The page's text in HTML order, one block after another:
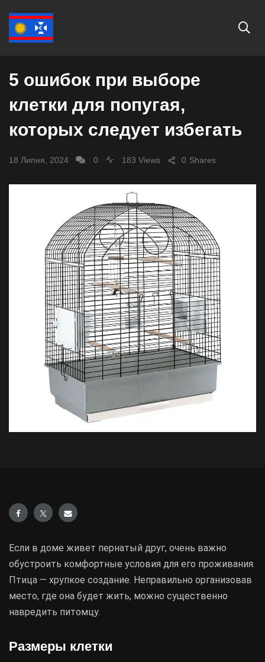
СУСПІЛЬСТВО
5 ошибок при выборе
клетки для попугая,
которых следует избегать
18 Липня, 2024 0 183 Views Shares
0
Если в доме живет пернатый друг, очень важно
обустроить комфортные условия для его проживания.
Птица — хрупкое создание. Неправильно организовав
место, где она будет жить, можно существенно
навредить питомцу.
Размеры клетки